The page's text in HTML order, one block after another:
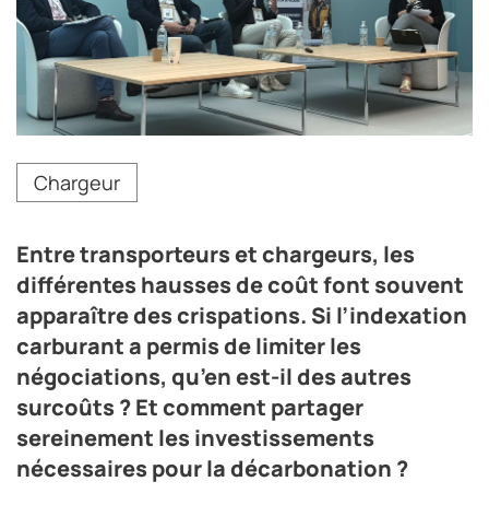
Guillaume Brohan, responsable logistique de Café
Lobodis et président du GIE Pointe de Bretagne, Thierry
Transport (52) et coprésident du groupement Astre.
Crédit photo G. I.
Chargeur
Entre transporteurs et chargeurs, les
différentes hausses de coût font souvent
apparaître des crispations. Si l’indexation
carburant a permis de limiter les
négociations, qu’en est-il des autres
surcoûts ? Et comment partager
sereinement les investissements
nécessaires pour la décarbonation ?